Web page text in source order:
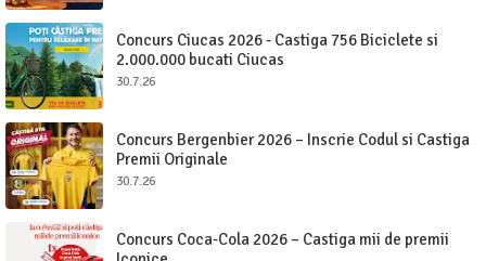
Concurs Ciucas 2026 - Castiga 756 Biciclete si
2.000.000 bucati Ciucas
30.7.26
Concurs Bergenbier 2026 – Inscrie Codul si Castiga
Premii Originale
30.7.26
Concurs Coca-Cola 2026 – Castiga mii de premii